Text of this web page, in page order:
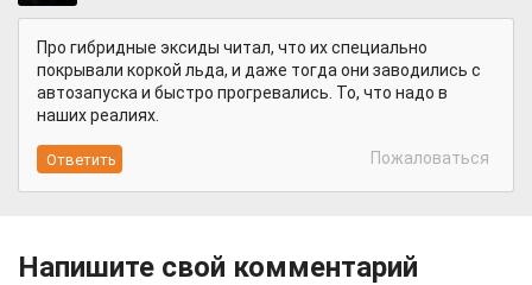
Про гибридные эксиды читал, что их специально
покрывали коркой льда, и даже тогда они заводились с
автозапуска и быстро прогревались. То, что надо в
наших реалиях.
Пожаловаться
Напишите свой комментарий